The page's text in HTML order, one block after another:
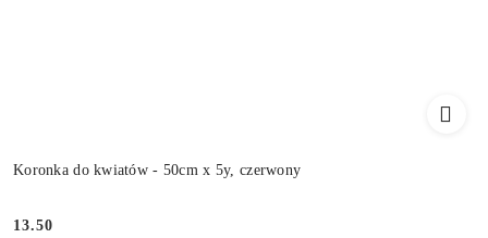
Koronka do kwiatów - 50cm x 5y, czerwony
13.50